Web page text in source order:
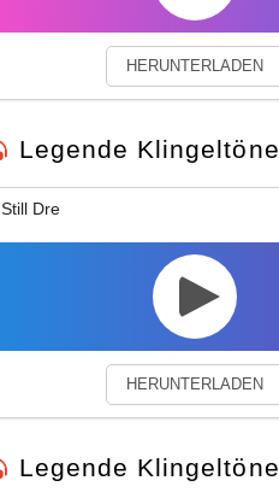
HERUNTERLADEN
Legende Klingeltöne
Still Dre
HERUNTERLADEN
Legende Klingeltöne